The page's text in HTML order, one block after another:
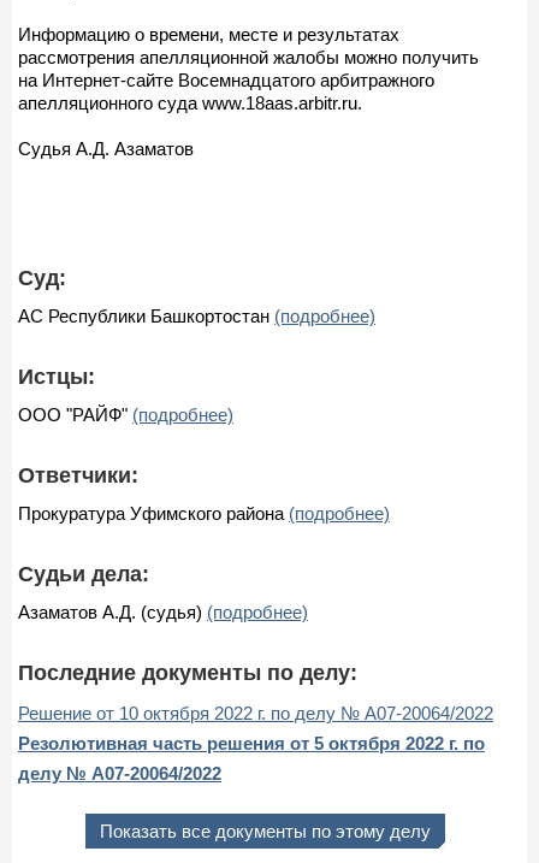
Информацию о времени, месте и результатах
рассмотрения апелляционной жалобы можно получить
на Интернет-сайте Восемнадцатого арбитражного
апелляционного суда www.18aas.arbitr.ru.
Судья А.Д. Азаматов
Суд:
АС Республики Башкортостан (подробнее)
Истцы:
ООО "РАЙФ" (подробнее)
Ответчики:
Прокуратура Уфимского района (подробнее)
Судьи дела:
Азаматов А.Д. (судья) (подробнее)
Последние документы по делу:
Решение от 10 октября 2022 г. по делу № А07-20064/2022
Резолютивная часть решения от 5 октября 2022 г. по
делу № А07-20064/2022
Показать все документы по этому делу